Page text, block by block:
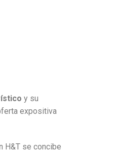
y su
expositiva
H&T se concibe